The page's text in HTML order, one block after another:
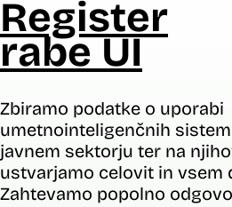
Register
rabe UI
Zbiramo podatke o uporabi
umetnointeligenčnih
javnem sektorju ter na
ustvarjamo celovit in vsem
Zahtevamo popolno